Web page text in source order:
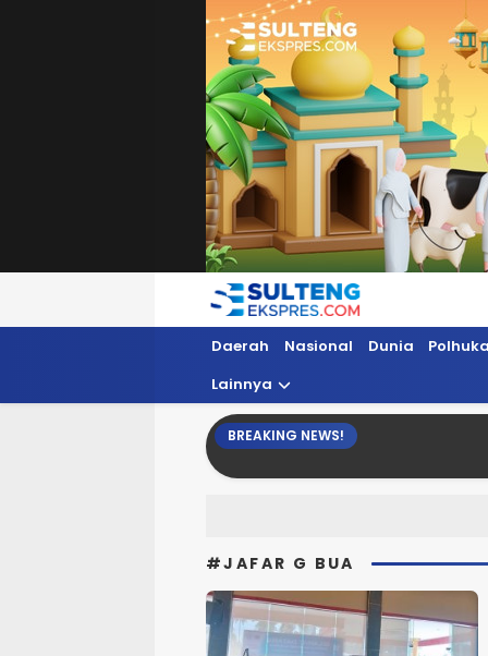
Sultengekspres.com
Berita Seputar Sulteng Hari Ini, Update
Daerah Nasional Dunia
Lainnya
BREAKING NEWS!
#JAFAR G BUA